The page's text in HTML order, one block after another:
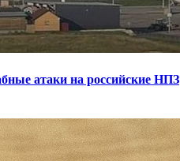
атаки на российские НПЗ